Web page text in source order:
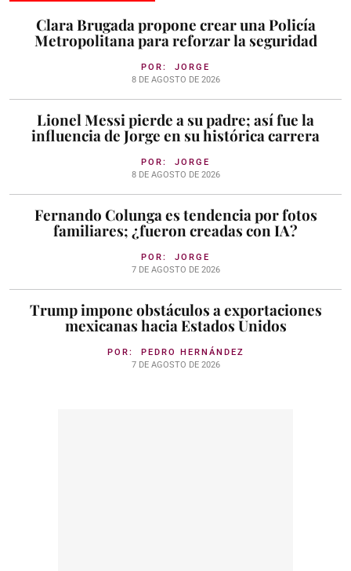
Clara Brugada propone crear una Policía
Metropolitana para reforzar la seguridad
POR: JORGE
8 DE AGOSTO DE 2026
Lionel Messi pierde a su padre; así fue la
influencia de Jorge en su histórica carrera
POR: JORGE
8 DE AGOSTO DE 2026
Fernando Colunga es tendencia por fotos
familiares; ¿fueron creadas con IA?
POR: JORGE
7 DE AGOSTO DE 2026
Trump impone obstáculos a exportaciones
mexicanas hacia Estados Unidos
POR: PEDRO HERNÁNDEZ
7 DE AGOSTO DE 2026